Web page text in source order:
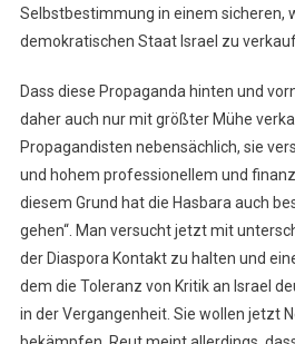
Selbstbestimmung in einem sicheren,
demokratischen Staat Israel zu
Dass diese Propaganda hinten und
daher auch nur mit größter Mühe
Propagandisten nebensächlich, sie
und hohem professionellem und
diesem Grund hat die Hasbara auch
gehen“. Man versucht jetzt mit
der Diaspora Kontakt zu halten und
dem die Toleranz von Kritik an Israel
in der Vergangenheit. Sie wollen jetzt